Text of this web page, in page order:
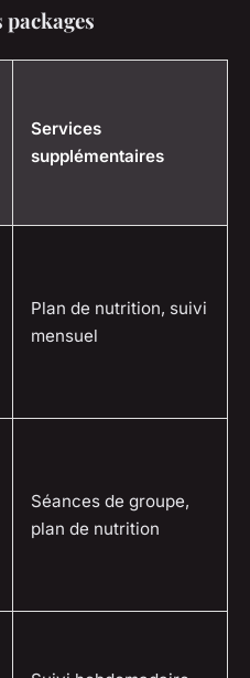
Services
supplémentaires
Plan de nutrition, suivi
mensuel
Séances de groupe,
plan de nutrition